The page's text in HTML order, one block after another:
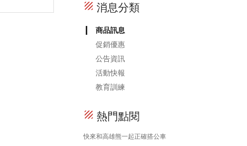
texture 消息分類
商品訊息
促銷優惠
公告資訊
活動快報
教育訓練
texture 熱門點閱
快來和高雄熊一起正確搭公車